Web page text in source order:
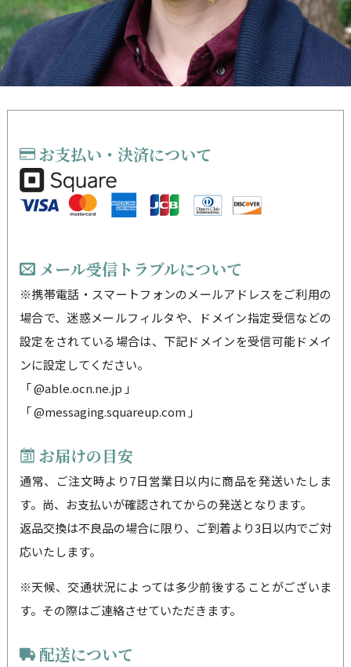
お支払い・決済について
メール受信トラブルについて
※携帯電話・スマートフォンのメールアドレスをご利用の
場合で、迷惑メールフィルタや、ドメイン指定受信などの
設定をされている場合は、下記ドメインを受信可能ドメイ
ンに設定してください。
「 @able.ocn.ne.jp 」
「 @messaging.squareup.com 」
お届けの目安
通常、ご注文時より7日営業日以内に商品を発送いたしま
す。尚、お支払いが確認されてからの発送となります。
返品交換は不良品の場合に限り、ご到着より3日以内でご対
応いたします。
※天候、交通状況によっては多少前後することがございま
す。その際はご連絡させていただきます。
配送について